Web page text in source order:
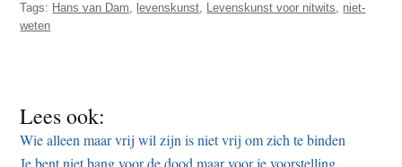
Tags: Hans van Dam, levenskunst, Levenskunst voor nitwits, niet-
weten
Lees ook:
Wie alleen maar vrij wil zijn is niet vrij om zich te binden
Je bent niet bang voor de dood maar voor je voorstelling